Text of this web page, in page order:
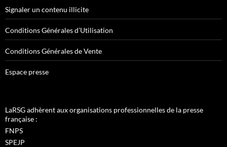
Signaler un contenu illicite
Conditions Générales d’Utilisation
Conditions Générales de Vente
Espace presse
LaRSG adhèrent aux organisations professionnelles de la presse
française :
FNPS
SPEJP